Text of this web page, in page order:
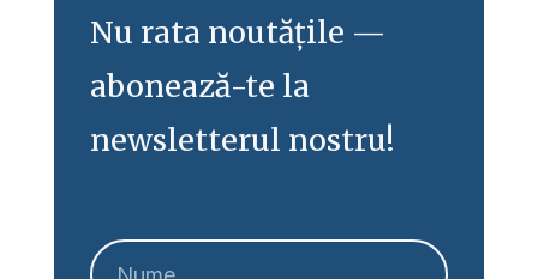
Nu rata noutățile —
abonează-te la
newsletterul nostru!